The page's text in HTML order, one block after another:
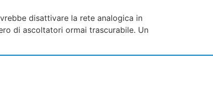
disattivare la rete analogica in
di ascoltatori ormai trascurabile. Un